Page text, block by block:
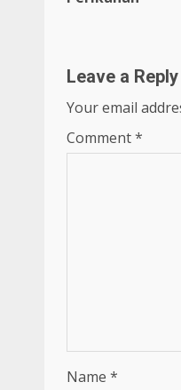
Leave a Reply
Your email
Comment*
Name *